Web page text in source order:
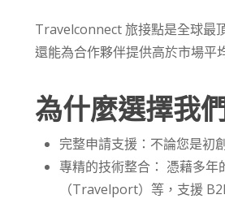
Travelconnect 旅接點是全球最
還能為合作夥伴提供高於市場平
為什麼選擇我
完整申請支援：不論您是初
專精的技術整合： 憑藉多年
（Travelport）等，支援